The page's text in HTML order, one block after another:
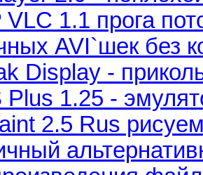
VLC 1.1 прога
AVI`шек без
Display -
Plus 1.25 -
2.5 Rus